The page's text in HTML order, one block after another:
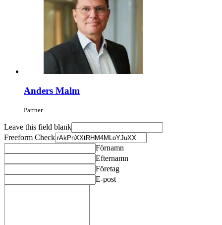
Anders Malm
Partner
Leave this field blank
Freeform Check
Förnamn
Efternamn
Företag
E-post